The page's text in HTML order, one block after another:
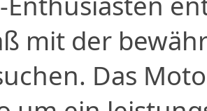
mit der
Das